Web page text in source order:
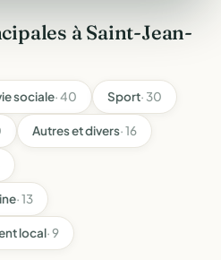
à Saint-Jean-
sociale· 40 Sport· 30
Autres et divers· 16
· 13
local· 9